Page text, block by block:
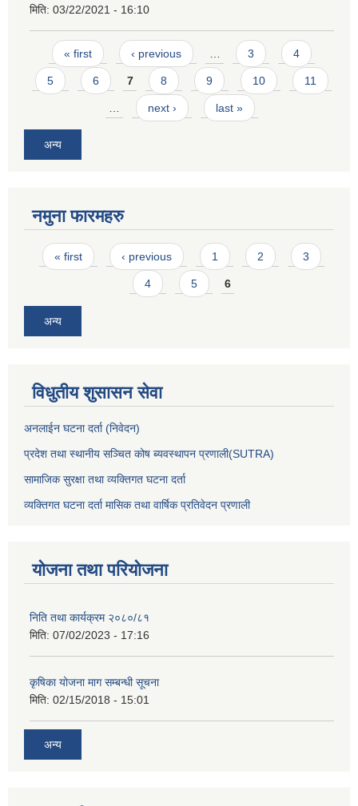
मिति: 03/22/2021 - 16:10
Pages
« first ‹ previous 3 4
5 6 7 8 9 10 11
next › last »
अन्य
नमुना फारमहरु
Pages
« first ‹ previous 1 2 3
4 5 6
अन्य
विधुतीय शुसासन सेवा
अनलाईन घटना दर्ता (निवेदन)
प्रदेश तथा स्थानीय सञ्चित कोष ब्यवस्थापन प्रणाली(SUTRA)
सामाजिक सुरक्षा तथा व्यक्तिगत घटना दर्ता
व्यक्तिगत घटना दर्ता मासिक तथा वार्षिक प्रतिवेदन प्रणाली
योजना तथा परियोजना
निति तथा कार्यक्रम २०८०/८१
मिति: 07/02/2023 - 17:16
कृषिका योजना माग सम्बन्धी सूचना
मिति: 02/15/2018 - 15:01
अन्य